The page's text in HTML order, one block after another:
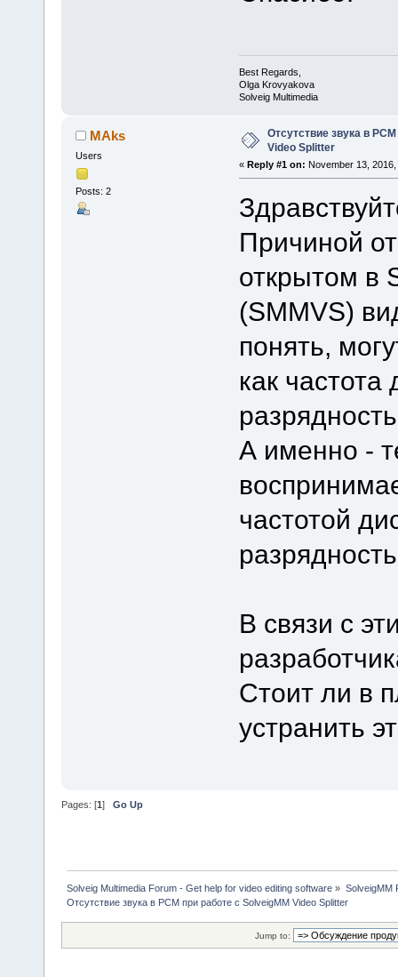
Best Regards,
Olga Krovyakova
Solveig Multimedia
MAks
Users
Posts: 2
Отсутствие звука в
Video Splitter
« Reply #1 on: November 13,
Причиной
открытом в
(SMMVS)
понять,
как частота
А именно -
частотой
В связи с
Стоит ли в
устранить
Pages: [1] Go Up
Solveig Multimedia Forum - Get help for video editing software » SolveigMM
Отсутствие звука в PCM при работе с SolveigMM Video Splitter
Jump to: